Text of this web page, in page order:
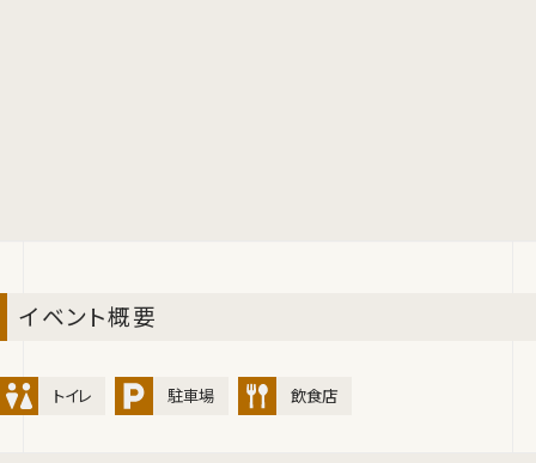
イベント概要
トイレ 駐車場 飲食店